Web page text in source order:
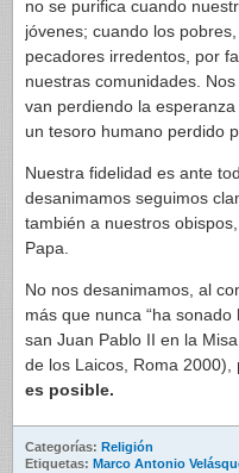
no se purifica cuando
jóvenes; cuando los
pecadores irredentos, por
nuestras comunidades.
van perdiendo la
un tesoro humano perdido
Nuestra fidelidad es ante
desanimamos seguimos
también a nuestros
Papa.
No nos desanimamos, al
más que nunca “ha
san Juan Pablo II en la
de los Laicos, Roma 2000),
es posible.
Categorías: Religión
Etiquetas: Marco Antonio